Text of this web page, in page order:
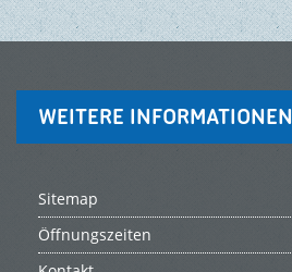
WEITERE INFORMATIONEN
Sitemap
Öffnungszeiten